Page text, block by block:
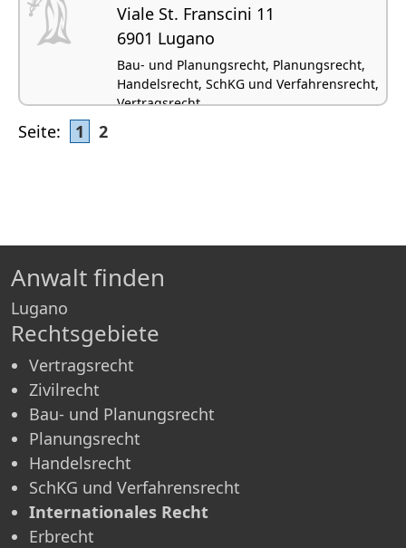
Viale St. Franscini 11
6901 Lugano
Bau- und Planungsrecht, Planungsrecht,
Handelsrecht, SchKG und Verfahrensrecht,
Vertragsrecht
Seite: 1 2
Anwalt finden
Lugano
Rechtsgebiete
Vertragsrecht
Zivilrecht
Bau- und Planungsrecht
Planungsrecht
Handelsrecht
SchKG und Verfahrensrecht
Internationales Recht
Erbrecht